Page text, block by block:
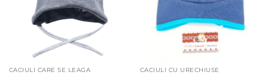
CACIULI CARE SE LEAGA CACIULI CU URECHIUSE